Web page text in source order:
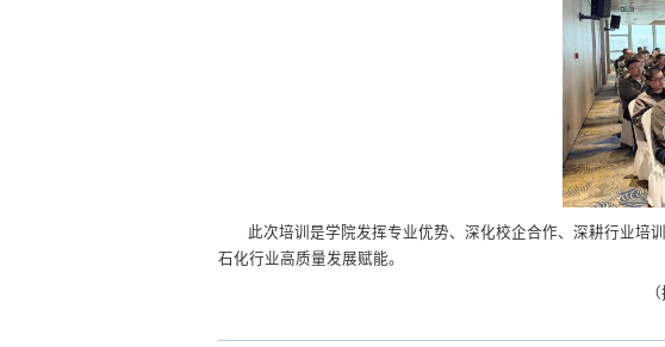
此次培训是学院发挥专业优势、深化校企合作、深耕行业培
石化行业高质量发展赋能。